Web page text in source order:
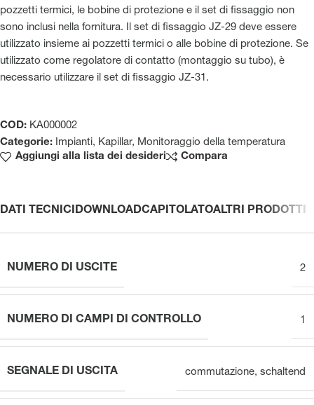
pozzetti termici, le bobine di protezione e il set di fissaggio non
sono inclusi nella fornitura. Il set di fissaggio JZ-29 deve essere
utilizzato insieme ai pozzetti termici o alle bobine di protezione. Se
utilizzato come regolatore di contatto (montaggio su tubo), è
necessario utilizzare il set di fissaggio JZ-31.
COD: KA000002
Categorie: Impianti, Kapillar, Monitoraggio della temperatura
Aggiungi alla lista dei desideri
Compara
DATI TECNICIDOWNLOADCAPITOLATOALTRI PRODOTTI
NUMERO DI USCITE 2
NUMERO DI CAMPI DI CONTROLLO 1
SEGNALE DI USCITA commutazione, schaltend